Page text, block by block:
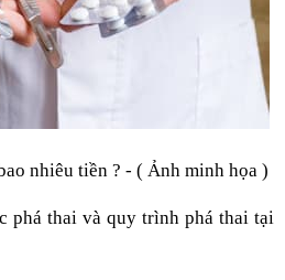
nhiêu tiền ? - ( Ảnh minh họa )
phá thai và quy trình phá thai tại